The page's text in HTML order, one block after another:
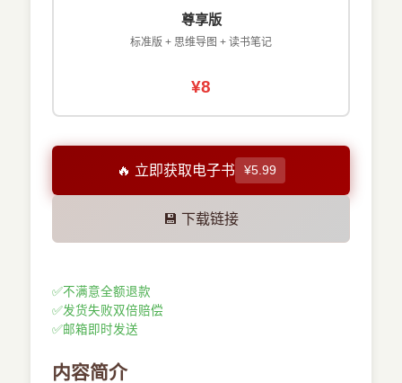
尊享版
标准版 + 思维导图 + 读书笔记
¥8
🔥 立即获取电子书 ¥5.99
💾 下载链接
✅不满意全额退款
✅发货失败双倍赔偿
✅邮箱即时发送
内容简介